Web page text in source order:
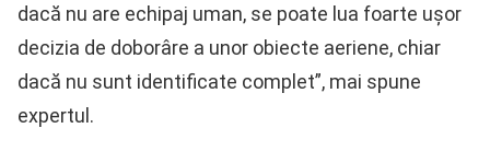
dacă nu are echipaj uman, se poate lua foarte ușor
decizia de doborâre a unor obiecte aeriene, chiar
dacă nu sunt identificate complet”, mai spune
expertul.